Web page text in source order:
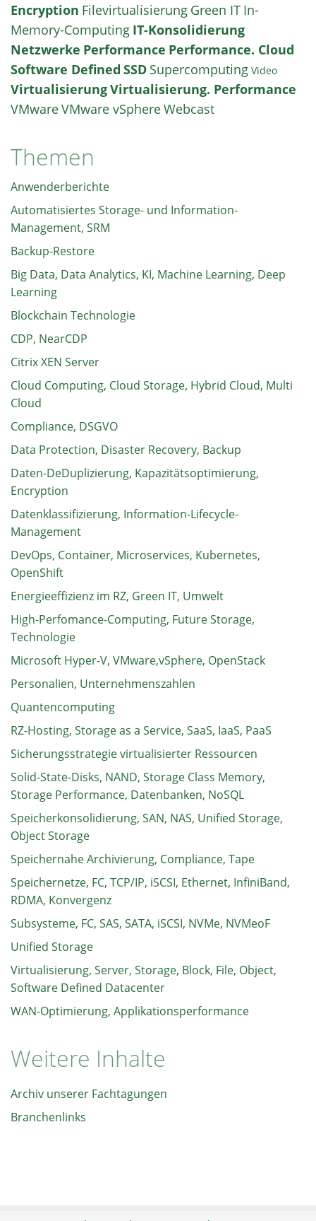
Encryption Filevirtualisierung Green IT In-
Memory-Computing IT-Konsolidierung
Netzwerke Performance Performance. Cloud
Software Defined SSD Supercomputing Video
VirtualisierungVirtualisierung. Performance
VMwareVMware vSphereWebcast
Themen
Anwenderberichte
Automatisiertes Storage- und Information-
Management, SRM
Backup-Restore
Big Data, Data Analytics, KI, Machine Learning, Deep
Learning
Blockchain Technologie
CDP, NearCDP
Citrix XEN Server
Cloud Computing, Cloud Storage, Hybrid Cloud, Multi
Cloud
Compliance, DSGVO
Data Protection, Disaster Recovery, Backup
Daten-DeDuplizierung, Kapazitätsoptimierung,
Encryption
Datenklassifizierung, Information-Lifecycle-
Management
DevOps, Container, Microservices, Kubernetes,
OpenShift
Energieeffizienz im RZ, Green IT, Umwelt
High-Perfomance-Computing, Future Storage,
Technologie
Microsoft Hyper-V, VMware,vSphere, OpenStack
Personalien, Unternehmenszahlen
Quantencomputing
RZ-Hosting, Storage as a Service, SaaS, IaaS, PaaS
Sicherungsstrategie virtualisierter Ressourcen
Solid-State-Disks, NAND, Storage Class Memory,
Storage Performance, Datenbanken, NoSQL
Speicherkonsolidierung, SAN, NAS, Unified Storage,
Object Storage
Speichernahe Archivierung, Compliance, Tape
Speichernetze, FC, TCP/IP, iSCSI, Ethernet, InfiniBand,
RDMA, Konvergenz
Subsysteme, FC, SAS, SATA, iSCSI, NVMe, NVMeoF
Unified Storage
Virtualisierung, Server, Storage, Block, File, Object,
Software Defined Datacenter
WAN-Optimierung, Applikationsperformance
Weitere Inhalte
Archiv unserer Fachtagungen
Branchenlinks